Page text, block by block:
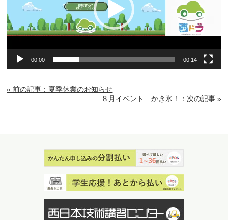
00:00 00:14
« 前の記事：夏季休業のお知らせ
８月イベント かき氷！：次の記事 »